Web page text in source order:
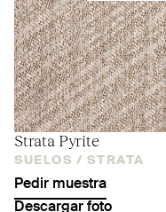
Strata Pyrite
SUELOS / STRATA
Pedir muestra
Descargar foto